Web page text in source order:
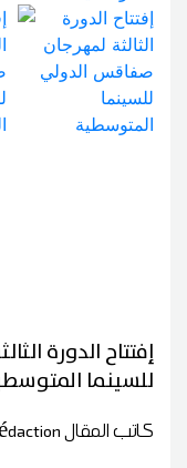
إفتتاح الدورة
للسينما
كاتب المقال